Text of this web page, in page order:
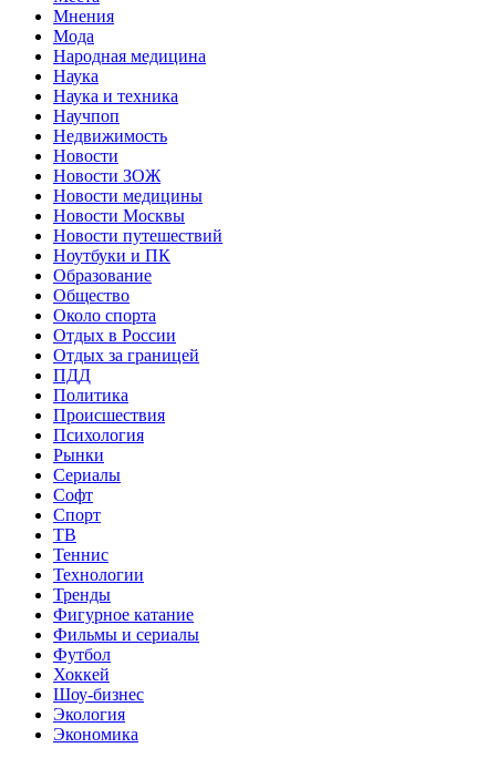
Мнения
Мода
Народная медицина
Наука
Наука и техника
Научпоп
Недвижимость
Новости
Новости ЗОЖ
Новости медицины
Новости Москвы
Новости путешествий
Ноутбуки и ПК
Образование
Общество
Около спорта
Отдых в России
Отдых за границей
ПДД
Политика
Происшествия
Психология
Рынки
Сериалы
Софт
Спорт
ТВ
Теннис
Технологии
Тренды
Фигурное катание
Фильмы и сериалы
Футбол
Хоккей
Шоу-бизнес
Экология
Экономика